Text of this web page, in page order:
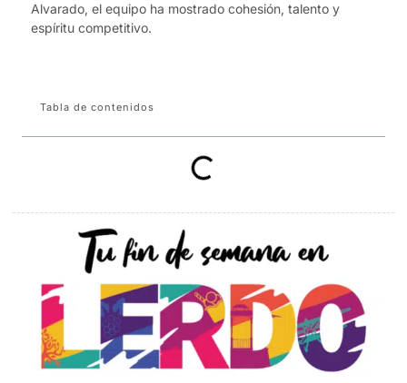
Alvarado, el equipo ha mostrado cohesión, talento y
espíritu competitivo.
Tabla de contenidos